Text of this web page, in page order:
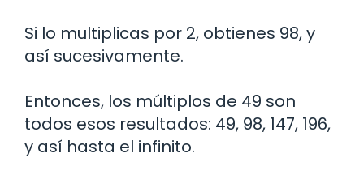
Si lo multiplicas por 2, obtienes 98, y
así sucesivamente.
Entonces, los múltiplos de 49 son
todos esos resultados: 49, 98, 147, 196,
y así hasta el infinito.